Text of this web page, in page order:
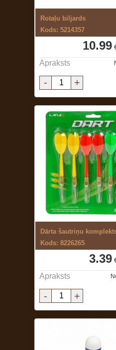
Rotaļu biljards
Kods: 5214357
10.99
Apraksts
- +
Dārta šautriņu
Kods: 8226265
3.39
Apraksts
- +